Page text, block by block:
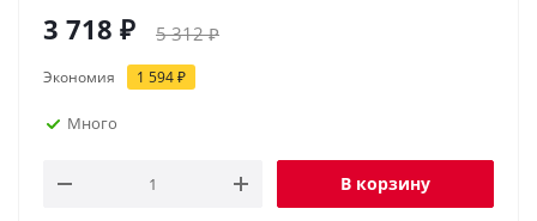
3 718 ₽ 5 312₽
Экономия 1 594₽
Много
В корзину